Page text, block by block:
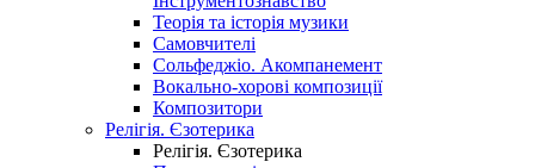
Теорія та історія музики
Самовчителі
Сольфеджіо. Акомпанемент
Вокально-хорові композиції
Композитори
Релігія. Єзотерика
Релігія. Єзотерика